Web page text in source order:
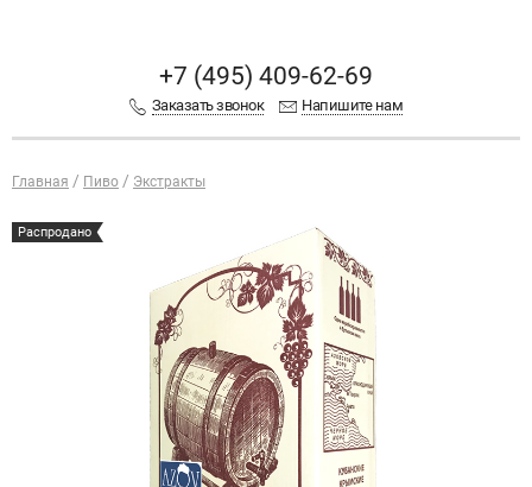
+7 (495) 409-62-69
Заказать звонок Напишите нам
Главная Пиво Экстракты
Распродано